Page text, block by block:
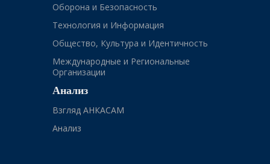
Оборона и Безопасность
Технология и Информация
Общество, Культура и Идентичность
Международные и Региональные
Организации
Анализ
Взгляд АНКАСАМ
Анализ